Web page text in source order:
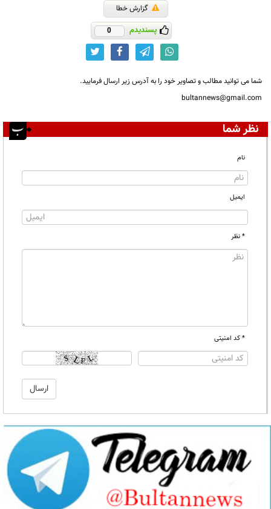
گزارش خطا
پسندیدم 0
شما می توانید مطالب و تصاویر خود را به آدرس زیر ارسال فرمایید.
bultannews@gmail.com
نظر شما
نام
ایمیل
* نظر
* کد امنیتی